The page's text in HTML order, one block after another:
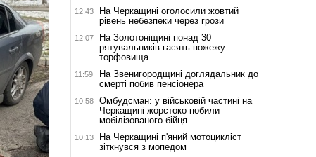
12:43
На Черкащині оголосили жовтий
рівень небезпеки через грози
12:07
На Золотоніщині понад 30
рятувальників гасять пожежу
торфовища
11:59
На Звенигородщині доглядальник до
смерті побив пенсіонера
10:58
Омбудсман: у військовій частині на
Черкащині жорстоко побили
мобілізованого бійця
10:13
На Черкащині п'яний мотоцикліст
зіткнувся з мопедом